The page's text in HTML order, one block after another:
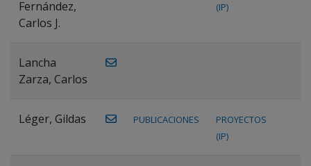
Fernández,
Carlos J.
(IP)
Lancha
Zarza, Carlos
Léger, Gildas PUBLICACIONES
PROYECTOS
(IP)